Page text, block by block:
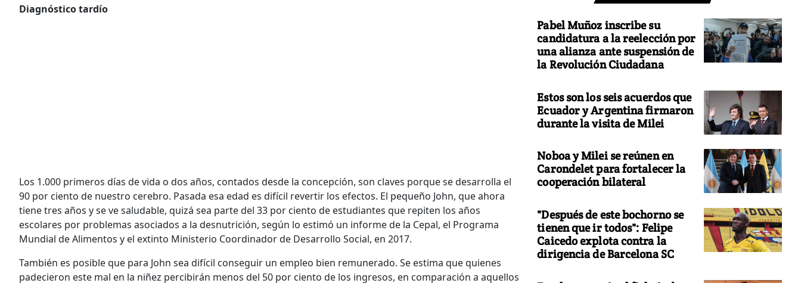
Diagnóstico tardío
Los 1.000 primeros días de vida o dos años, contados desde la concepción, son claves porque se desarrolla el
90 por ciento de nuestro cerebro. Pasada esa edad es difícil revertir los efectos. El pequeño John, que ahora
tiene tres años y se ve saludable, quizá sea parte del 33 por ciento de estudiantes que repiten los años
escolares por problemas asociados a la desnutrición, según lo estimó un informe de la Cepal, el Programa
Mundial de Alimentos y el extinto Ministerio Coordinador de Desarrollo Social, en 2017.
También es posible que para John sea difícil conseguir un empleo bien remunerado. Se estima que quienes
padecieron este mal en la niñez percibirán menos del 50 por ciento de los ingresos, en comparación a aquellos
Pabel Muñoz inscribe su
candidatura a la reelección por
una alianza ante suspensión de
la Revolución Ciudadana
Estos son los seis acuerdos que
Ecuador y Argentina firmaron
durante la visita de Milei
Noboa y Milei se reúnen en
Carondelet para fortalecer la
cooperación bilateral
"Después de este bochorno se
tienen que ir todos": Felipe
Caicedo explota contra la
dirigencia de Barcelona SC